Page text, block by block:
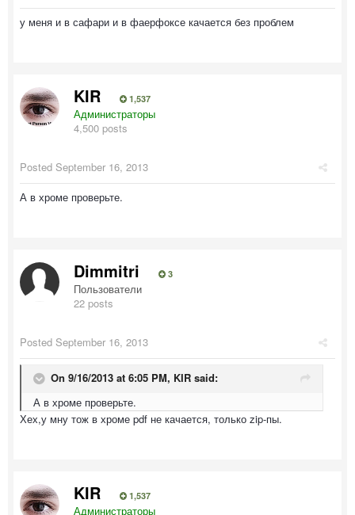
у меня и в сафари и в фаерфоксе качается без проблем
KIR 1,537
Администраторы
4,500 posts
Posted September 16, 2013
А в хроме проверьте.
Dimmitri 3
Пользователи
22 posts
Posted September 16, 2013
On 9/16/2013 at 6:05 PM, KIR said:
А в хроме проверьте.
Хех,у мну тож в хроме pdf не качается, только zip-пы.
KIR 1,537
Администраторы